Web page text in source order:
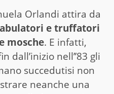
Orlandi attira da
e truffatori
mosche. E infatti,
dall’inizio nell’’83 gli
succedutisi non
neanche una